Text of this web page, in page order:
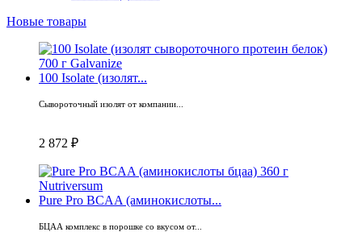
Новые товары
100 Isolate (изолят...
Сывороточный изолят от компании...
2 872 ₽
Pure Pro BCAA (аминокислоты...
БЦАА комплекс в порошке со вкусом от...